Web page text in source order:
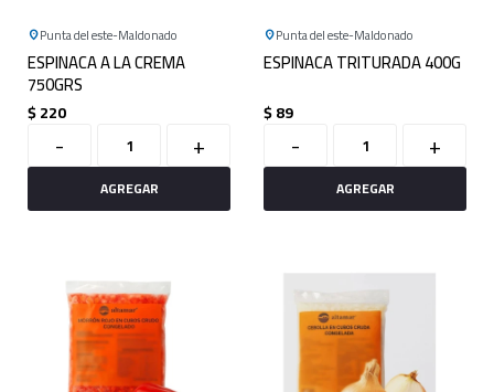
Punta del este Maldonado
ESPINACA A LA CREMA
750GRS
$220
- +
Punta del este Maldonado
ESPINACA TRITURADA 400G
$89
- +